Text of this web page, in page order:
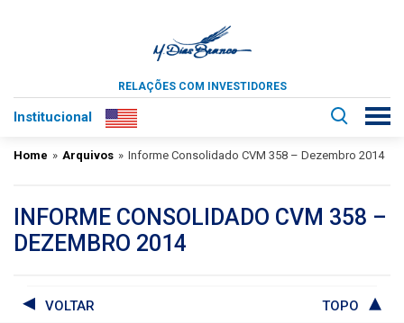
RELAÇÕES COM INVESTIDORES
Institucional
Home » Arquivos » Informe Consolidado CVM 358 – Dezembro 2014
INFORME CONSOLIDADO CVM 358 –
DEZEMBRO 2014
VOLTAR TOPO